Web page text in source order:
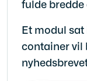
fulde bredde
Et modul sat
container vil